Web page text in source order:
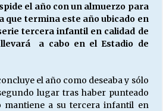
HONORARIOS, DESPIDOS
2026
2026
el año con un almuerzo para
que termina este año ubicado en
tercera infantil en calidad de
a cabo en el Estadio de
el año como deseaba y sólo
lugar tras haber punteado
mantiene a su tercera infantil en